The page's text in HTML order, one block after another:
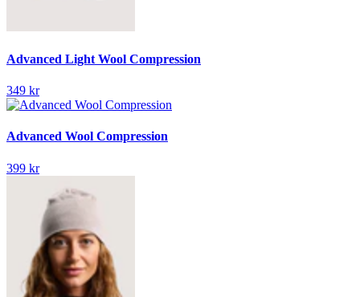
Advanced Light Wool Compression
349 kr
Advanced Wool Compression
399 kr